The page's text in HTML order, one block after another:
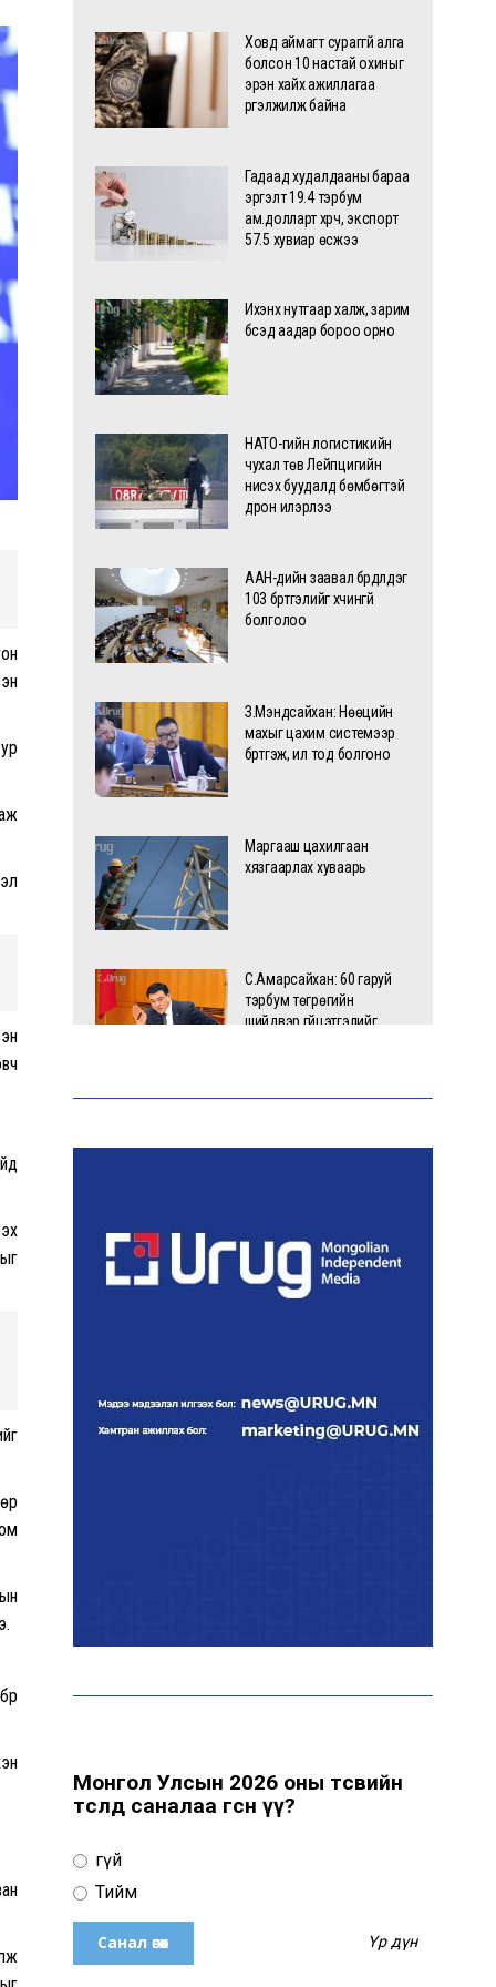
Ховд аймагт сураггүй алга
болсон 10 настай охиныг
эрэн хайх ажиллагаа
үргэлжилж байна
Гадаад худалдааны бараа
эргэлт 19.4 тэрбум
ам.долларт хүрч, экспорт
57.5 хувиар өсжээ
Ихэнх нутгаар халж, зарим
бүсэд аадар бороо орно
НАТО-гийн логистикийн
чухал төв Лейпцигийн
нисэх буудалд бөмбөгтэй
дрон илэрлээ
ААН-үүдийн заавал бүрдүүлдэг
103 бүртгэлийг хүчингүй
болголоо
З.Мэндсайхан: Нөөцийн
махыг цахим системээр
бүртгэж, ил тод болгоно
Маргааш цахилгаан
хязгаарлах хуваарь
С.Амарсайхан: 60 гаруй
тэрбум төгрөгийн
шийдвэр гүйцэтгэлийг
Монгол залуу АНУ-ын
Вашингтон хотын орон
А.Оргилмаа дэлхийн
аваргад дөрвөн төрөлд
медаль хүртлээ
Б.Дашпүрэв: Шатахууны
Монгол Улсын 2026 оны төсвийн
төсөлд саналаа өгсөн үү?
Үгүй
Тийм
Үр дүн